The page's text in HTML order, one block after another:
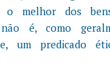
melhor dos
não é, como
um predicado